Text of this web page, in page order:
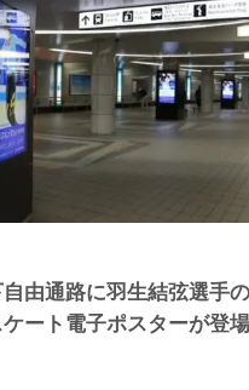
由通路に羽生結弦選手
ート電子ポスターが登場